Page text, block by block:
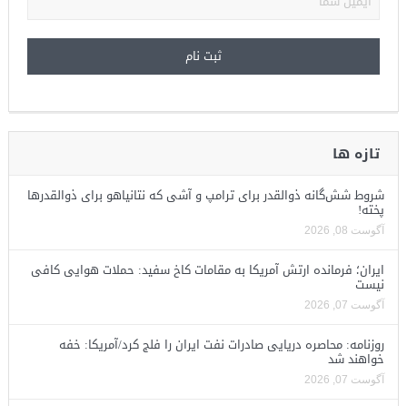
تازه ها
شروط شش‌گانه ذوالقدر برای ترامپ و آشی که نتانیاهو برای ذوالقدرها
پخته!
آگوست 08, 2026
ایران؛ فرمانده ارتش آمریکا به مقامات کاخ سفید: حملات هوایی کافی
نیست
آگوست 07, 2026
روزنامه: محاصره دریایی صادرات نفت ایران را فلج کرد/آمریکا: خفه
خواهند شد
آگوست 07, 2026